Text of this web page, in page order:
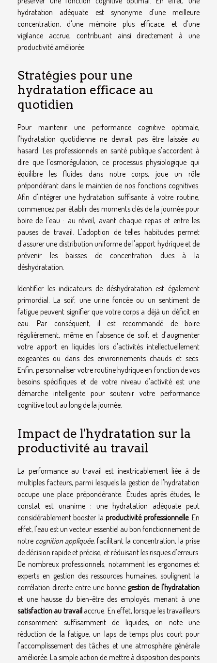
hydratation adéquate est synonyme d'une meilleure
concentration, d'une mémoire plus efficace, et d'une
vigilance accrue, contribuant ainsi directement à une
productivité améliorée.
Stratégies pour une
hydratation efficace au
quotidien
Pour maintenir une performance cognitive optimale,
l'hydratation quotidienne ne devrait pas être laissée au
hasard. Les professionnels en santé publique s'accordent à
dire que l'osmorégulation, ce processus physiologique qui
équilibre les fluides dans notre corps, joue un rôle
prépondérant dans le maintien de nos fonctions cognitives.
Afin d'intégrer une hydratation suffisante à votre routine,
commencez par établir des moments clés de la journée pour
boire de l'eau : au réveil, avant chaque repas et entre les
pauses de travail. L'adoption de telles habitudes permet
d'assurer une distribution uniforme de l'apport hydrique et de
prévenir les baisses de concentration dues à la
déshydratation.
Identifier les indicateurs de déshydratation est également
primordial. La soif, une urine foncée ou un sentiment de
fatigue peuvent signifier que votre corps a déjà un déficit en
eau. Par conséquent, il est recommandé de boire
régulièrement, même en l'absence de soif, et d'augmenter
votre apport en liquides lors d'activités intellectuellement
exigeantes ou dans des environnements chauds et secs.
Enfin, personnaliser votre routine hydrique en fonction de vos
besoins spécifiques et de votre niveau d'activité est une
démarche intelligente pour soutenir votre performance
cognitive tout au long de la journée.
Impact de l'hydratation sur la
productivité au travail
La performance au travail est inextricablement liée à de
multiples facteurs, parmi lesquels la gestion de l'hydratation
occupe une place prépondérante. Études après études, le
constat est unanime : une hydratation adéquate peut
considérablement booster laproductivité professionnelle. En
effet, l'eau est un vecteur essentiel au bon fonctionnement de
notre cognition appliquée, facilitant la concentration, la prise
de décision rapide et précise, et réduisant les risques d'erreurs.
De nombreux professionnels, notamment les ergonomes et
experts en gestion des ressources humaines, soulignent la
corrélation directe entre une bonne gestion de l'hydratation
et une hausse du bien-être des employés, menant à une
satisfaction au travailaccrue. En effet, lorsque les travailleurs
consomment suffisamment de liquides, on note une
réduction de la fatigue, un laps de temps plus court pour
l'accomplissement des tâches et une atmosphère générale
améliorée. La simple action de mettre à disposition des points